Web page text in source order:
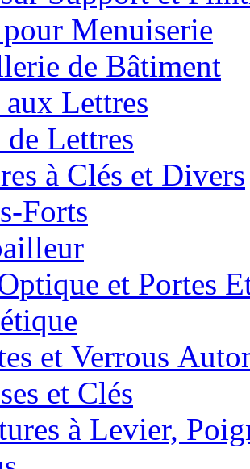
Menuiserie
de Bâtiment
Lettres
de Lettres
à Clés et Divers
Forts
et Portes
et Verrous
et Clés
à Levier,